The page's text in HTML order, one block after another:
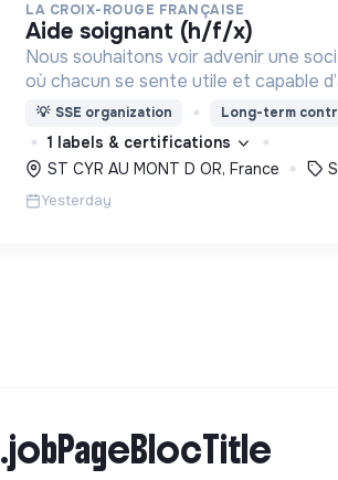
LA CROIX-ROUGE FRANÇAISE
aide soignant (h/f/x)
Nous souhaitons voir advenir une
où chacun se sente utile et capable
Pour cela, nous proposons des
des lieux d’engagement innovants et
adaptés à tous.
💡 SSE organization Long-term
1 labels & certifications
ST CYR AU MONT D OR, France
Yesterday